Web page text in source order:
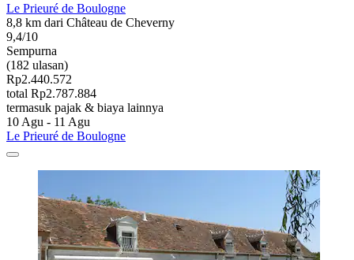
Le Prieuré de Boulogne
8,8 km dari Château de Cheverny
9,4/10
Sempurna
(182 ulasan)
Rp2.440.572
total Rp2.787.884
termasuk pajak & biaya lainnya
10 Agu - 11 Agu
Le Prieuré de Boulogne